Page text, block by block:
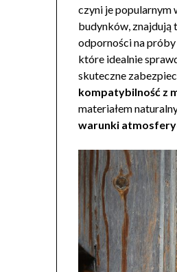
czyni je popularnym
budynków, znajdują
odporności na próby
które idealnie
skuteczne
kompatybilność z
materiałem
warunki